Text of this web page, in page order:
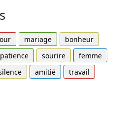
mariage
bonheur
patience sourire
femme
amitié
travail